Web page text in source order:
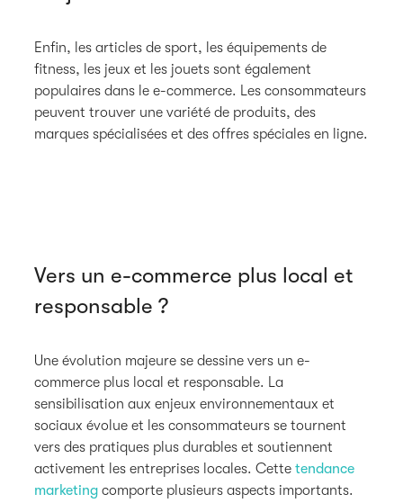
Enfin, les articles de sport, les équipements de
fitness, les jeux et les jouets sont également
populaires dans le e-commerce. Les consommateurs
peuvent trouver une variété de produits, des
marques spécialisées et des offres spéciales en ligne.
Vers un e-commerce plus local et
responsable ?
Une évolution majeure se dessine vers un e-
commerce plus local et responsable. La
sensibilisation aux enjeux environnementaux et
sociaux évolue et les consommateurs se tournent
vers des pratiques plus durables et soutiennent
activement les entreprises locales. Cettetendance
marketing comporte plusieurs aspects importants.